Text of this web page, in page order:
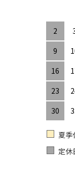
2
9
16
23
30
夏季
定休